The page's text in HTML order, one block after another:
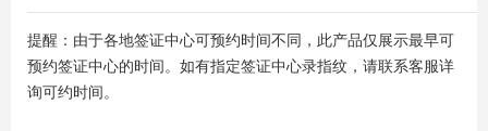
提醒：由于各地签证中心可预约时间不同，此产品仅展示最早可
预约签证中心的时间。如有指定签证中心录指纹，请联系客服详
询可约时间。